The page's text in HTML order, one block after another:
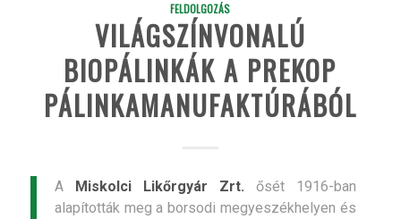
FELDOLGOZÁS
VILÁGSZÍNVONALÚ
BIOPÁLINKÁK A PREKOP
PÁLINKAMANUFAKTÚRÁBÓL
A Miskolci Likőrgyár Zrt. ősét 1916-ban
alapították meg a borsodi megyeszékhelyen és